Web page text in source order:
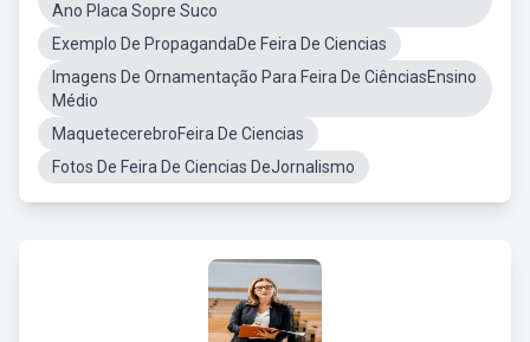
Ano Placa Sopre Suco
Exemplo De PropagandaDe Feira De Ciencias
Imagens De Ornamentação Para Feira De CiênciasEnsino
Médio
MaquetecerebroFeira De Ciencias
Fotos De Feira De Ciencias DeJornalismo